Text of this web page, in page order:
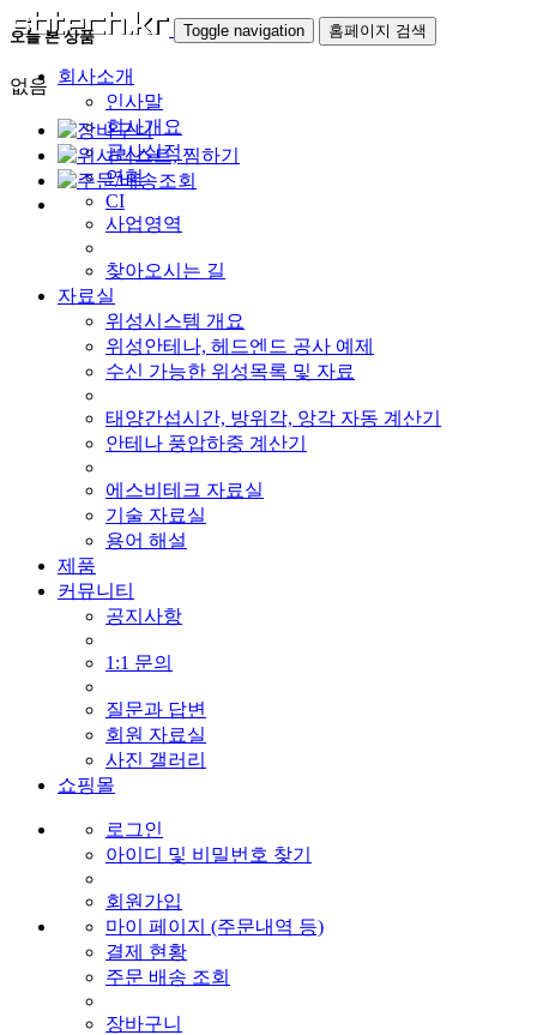
Toggle navigation 홈페이지 검색
회사소개
인사말
회사개요
공사실적
연혁
CI
사업영역
찾아오시는 길
자료실
위성시스템 개요
위성안테나, 헤드엔드 공사 예제
수신 가능한 위성목록 및 자료
태양간섭시간, 방위각, 앙각 자동 계산기
안테나 풍압하중 계산기
에스비테크 자료실
기술 자료실
용어 해설
제품
커뮤니티
공지사항
1:1 문의
질문과 답변
회원 자료실
사진 갤러리
쇼핑몰
로그인
아이디 및 비밀번호 찾기
회원가입
마이 페이지 (주문내역 등)
결제 현황
주문 배송 조회
장바구니
오늘 본 상품
없음